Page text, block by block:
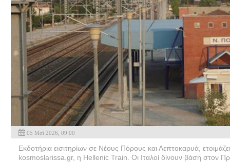
05 Μαϊ 2026, 09:00
Εκδοτήρια εισιτηρίων σε Νέους Πόρους και Λεπτοκαρυά,
kosmoslarissa.gr, η Hellenic Train. Οι Ιταλοί δίνουν βάση στον